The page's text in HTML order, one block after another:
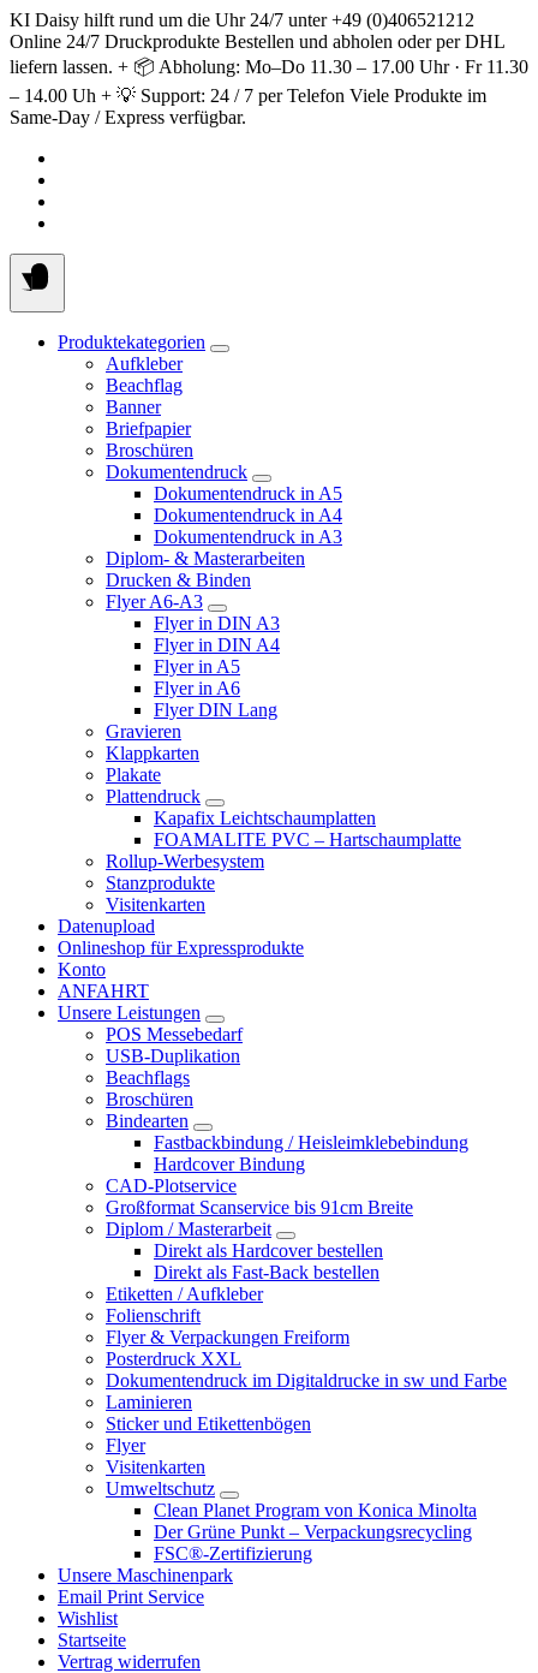
Springe
zum
Inhalt
KI Daisy hilft rund um die Uhr 24/7 unter +49 (0)406521212
Online 24/7 Druckprodukte Bestellen und abholen oder per DHL
liefern lassen. + 📦 Abholung: Mo–Do 11.30 – 17.00 Uhr · Fr 11.30
– 14.00 Uh + 💡 Support: 24 / 7 per Telefon Viele Produkte im
Same-Day / Express verfügbar.
Produktekategorien
Aufkleber
Beachflag
Banner
Briefpapier
Broschüren
Dokumentendruck
Dokumentendruck in A5
Dokumentendruck in A4
Dokumentendruck in A3
Diplom- & Masterarbeiten
Drucken & Binden
Flyer A6-A3
Flyer in DIN A3
Flyer in DIN A4
Flyer in A5
Flyer in A6
Flyer DIN Lang
Gravieren
Klappkarten
Plakate
Plattendruck
Kapafix Leichtschaumplatten
FOAMALITE PVC – Hartschaumplatte
Rollup-Werbesystem
Stanzprodukte
Visitenkarten
Datenupload
Onlineshop für Expressprodukte
Konto
ANFAHRT
Unsere Leistungen
POS Messebedarf
USB-Duplikation
Beachflags
Broschüren
Bindearten
Fastbackbindung / Heisleimklebebindung
Hardcover Bindung
CAD-Plotservice
Großformat Scanservice bis 91cm Breite
Diplom / Masterarbeit
Direkt als Hardcover bestellen
Direkt als Fast-Back bestellen
Etiketten / Aufkleber
Folienschrift
Flyer & Verpackungen Freiform
Posterdruck XXL
Dokumentendruck im Digitaldrucke in sw und Farbe
Laminieren
Sticker und Etikettenbögen
Flyer
Visitenkarten
Umweltschutz
Clean Planet Program von Konica Minolta
Der Grüne Punkt – Verpackungsrecycling
FSC®-Zertifizierung
Unsere Maschinenpark
Email Print Service
Wishlist
Startseite
Vertrag widerrufen